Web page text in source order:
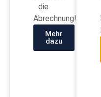
die
Abrechnung!
Mehr
dazu